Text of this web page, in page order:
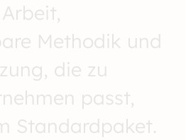
Methodik und
die zu
passt,
Standardpaket.